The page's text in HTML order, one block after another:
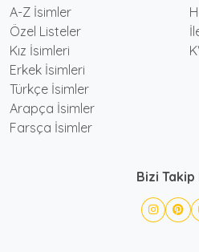
A-Z İsimler
Özel Listeler
Kız İsimleri
Erkek İsimleri
Türkçe İsimler
Arapça İsimler
Farsça İsimler
Bizi Takip